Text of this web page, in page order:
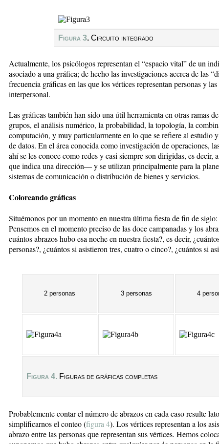
Figura 3. Circuito integrado
Actualmente, los psicólogos representan el “espacio vital” de un
asociado a una gráfica; de hecho las investigaciones acerca de las
frecuencia gráficas en las que los vértices representan personas y
interpersonal.
Las gráficas también han sido una útil herramienta en otras ramas
grupos, el análisis numérico, la probabilidad, la topología, la
computación, y muy particularmente en lo que se refiere al estudio
de datos. En el área conocida como investigación de operaciones,
ahí se les conoce como redes y casi siempre son dirigidas, es decir,
que indica una dirección— y se utilizan principalmente para la
sistemas de comunicación o distribución de bienes y servicios.
Coloreando gráficas
Situémonos por un momento en nuestra última fiesta de fin de
Pensemos en el momento preciso de las doce campanadas y los
cuántos abrazos hubo esa noche en nuestra fiesta?, es decir,
personas?, ¿cuántos si asistieron tres, cuatro o cinco?, ¿cuántos si
2 personas 3 personas 4
Figura 4. Figuras de gráficas completas
Probablemente contar el número de abrazos en cada caso resulte
simplificarnos el conteo (figura 4). Los vértices representan a los
abrazo entre las personas que representan sus vértices. Hemos